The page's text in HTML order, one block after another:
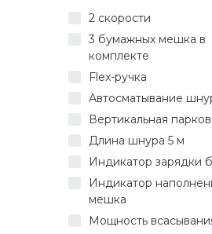
2 скорости
3 бумажных мешка в
комплекте
Flex-ручка
Автосматывание
Вертикальная
Длина шнура 5 м
Индикатор зарядки
Индикатор
мешка
Мощность